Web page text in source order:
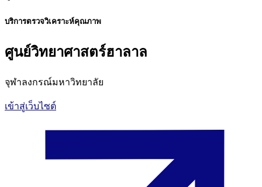
บริการตรวจวิเคราะห์คุณภาพ
ศูนย์วิทยาศาสตร์ฮาลาล
จุฬาลงกรณ์มหาวิทยาลัย
เข้าสู่เว็บไซต์